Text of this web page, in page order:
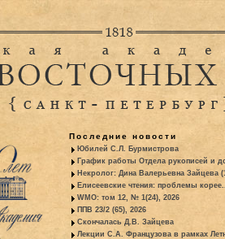
Последние новости
Юбилей С.Л. Бурмистрова
График работы Отдела рукописей и
Некролог: Дина Валерьевна Зайцева
Елисеевские чтения: проблемы
WMO: том 12, № 1(24), 2026
ППВ 23/2 (65), 2026
Скончалась Д.В. Зайцева
Лекции С.А. Французова в рамках